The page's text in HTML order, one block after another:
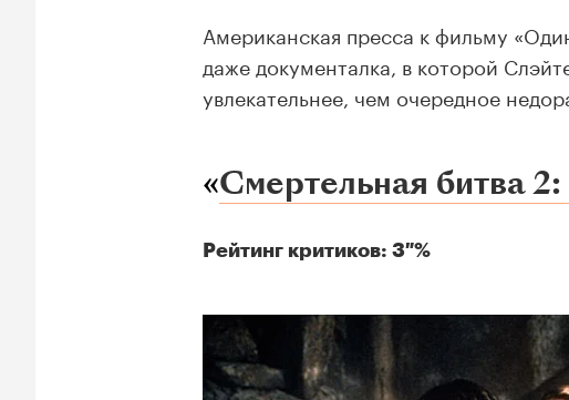
Американская пресса к фильму
даже документалка, в которой
увлекательнее, чем очередное
«Смертельная битва
Рейтинг критиков: 3 %